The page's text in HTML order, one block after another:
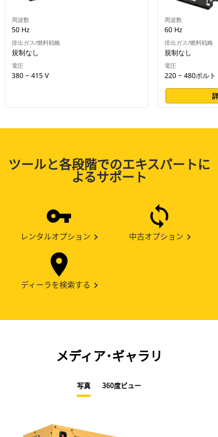
周波数
50 Hz
排出ガス/燃料戦略
規制なし
電圧
380 ~ 415 V
周波数
60 Hz
排出ガス/燃料戦略
規制なし
電圧
220 ~ 480ボルト
ツールと各段階でのエキスパートに
よるサポート
レンタルオプション 中古オプション
ディーラを検索する
メディア･ギャラリ
写真 360度ビュー